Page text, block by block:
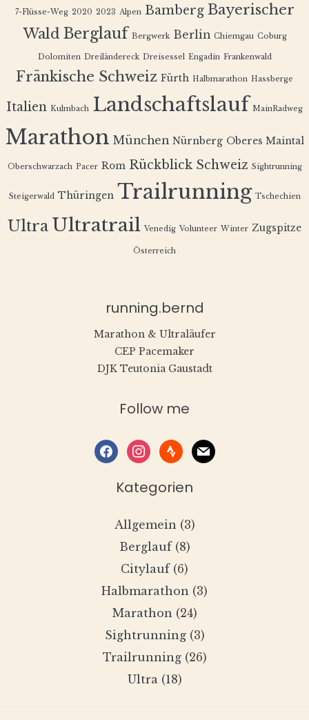
7-Flüsse-Weg 2020 2023 Alpen Bamberg Bayerischer
Wald Berglauf Bergwerk Berlin Chiemgau Coburg
Dolomiten Dreiländereck Dreisessel Engadin Frankenwald
Fränkische Schweiz Fürth Halbmarathon Hassberge
Italien Kulmbach Landschaftslauf MainRadweg
Marathon München Nürnberg Oberes Maintal
Oberschwarzach Pacer Rom Rückblick Schweiz Sightrunning
Steigerwald Thüringen Trailrunning Tschechien
Ultra Ultratrail Venedig Volunteer Winter Zugspitze
Österreich
running.bernd
Marathon & Ultraläufer
CEP Pacemaker
DJK Teutonia Gaustadt
Follow me
facebookinstagram
stravamail
Kategorien
Allgemein (3)
Berglauf(8)
Citylauf(6)
Halbmarathon (3)
Marathon (24)
Sightrunning(3)
Trailrunning(26)
Ultra(18)